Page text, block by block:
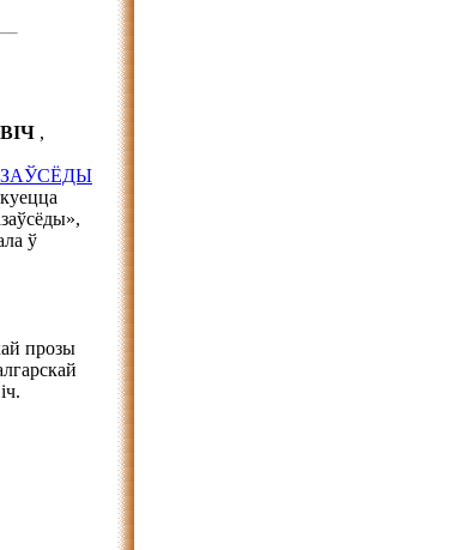
,
ў
прозы